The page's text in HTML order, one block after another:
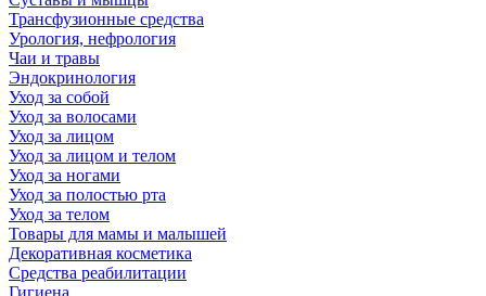
Трансфузионные средства
Урология, нефрология
Чаи и травы
Эндокринология
Уход за собой
Уход за волосами
Уход за лицом
Уход за лицом и телом
Уход за ногами
Уход за полостью рта
Уход за телом
Товары для мамы и малышей
Декоративная косметика
Средства реабилитации
Гигиена